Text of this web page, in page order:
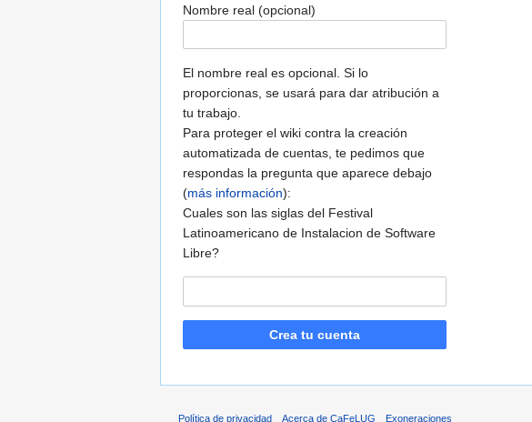
Nombre real (opcional)
El nombre real es opcional. Si lo
proporcionas, se usará para dar atribución a
tu trabajo.
Para proteger el wiki contra la creación
automatizada de cuentas, te pedimos que
respondas la pregunta que aparece debajo
(más información):
Cuales son las siglas del Festival
Latinoamericano de Instalacion de Software
Libre?
Crea tu cuenta
Política de privacidad Acerca de CaFeLUG Exoneraciones